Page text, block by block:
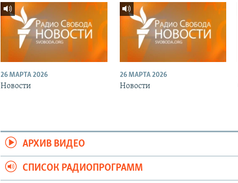
26 МАРТА 2026
Новости
26 МАРТА 2026
Новости
АРХИВ ВИДЕО
СПИСОК РАДИОПРОГРАММ